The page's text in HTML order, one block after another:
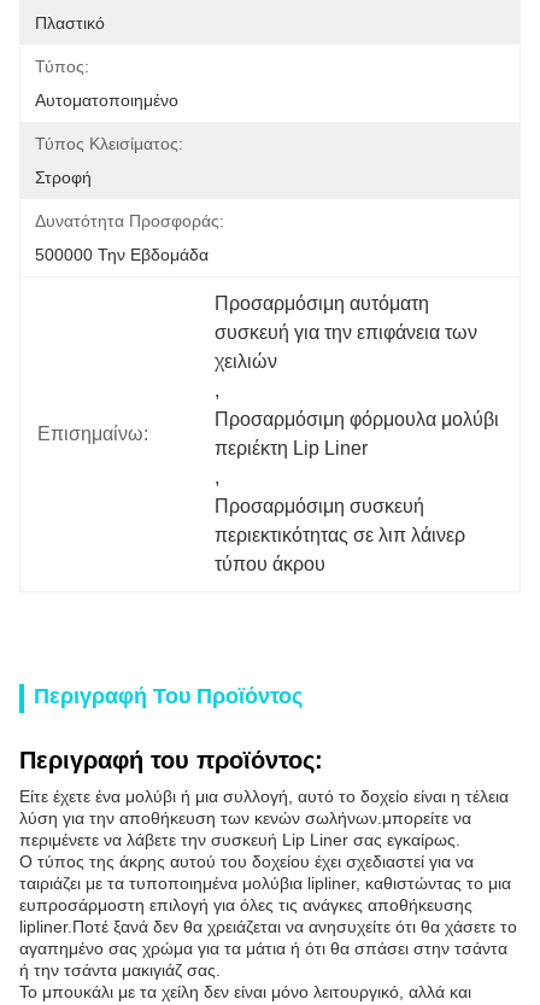
Πλαστικό
Τύπος:
Αυτοματοποιημένο
Τύπος Κλεισίματος:
Στροφή
Δυνατότητα Προσφοράς:
500000 Την Εβδομάδα
Επισημαίνω:
Προσαρμόσιμη αυτόματη
συσκευή για την επιφάνεια των
χειλιών
,
Προσαρμόσιμη φόρμουλα μολύβι
περιέκτη Lip Liner
,
Προσαρμόσιμη συσκευή
περιεκτικότητας σε λιπ λάινερ
τύπου άκρου
Περιγραφή Του Προϊόντος
Περιγραφή του προϊόντος:
Είτε έχετε ένα μολύβι ή μια συλλογή, αυτό το δοχείο είναι η τέλεια
λύση για την αποθήκευση των κενών σωλήνων.μπορείτε να
περιμένετε να λάβετε την συσκευή Lip Liner σας εγκαίρως.
Ο τύπος της άκρης αυτού του δοχείου έχει σχεδιαστεί για να
ταιριάζει με τα τυποποιημένα μολύβια lipliner, καθιστώντας το μια
ευπροσάρμοστη επιλογή για όλες τις ανάγκες αποθήκευσης
lipliner.Ποτέ ξανά δεν θα χρειάζεται να ανησυχείτε ότι θα χάσετε το
αγαπημένο σας χρώμα για τα μάτια ή ότι θα σπάσει στην τσάντα
ή την τσάντα μακιγιάζ σας.
Το μπουκάλι με τα χείλη δεν είναι μόνο λειτουργικό, αλλά και